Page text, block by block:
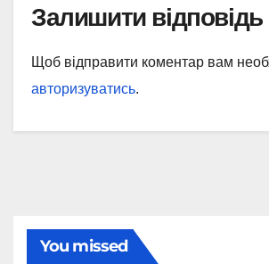
Залишити відповідь
Щоб відправити коментар вам
авторизуватись.
You missed